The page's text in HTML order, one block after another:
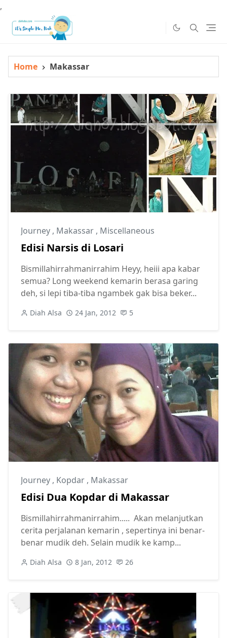
,
Home Makassar
Journey , Makassar , Miscellaneous
Edisi Narsis di Losari
Bismillahirrahmanirrahim Heyy, heiii apa kabar
semua? Long weekend kemarin berasa garing
deh, si lepi tiba-tiba ngambek gak bisa beker...
Diah Alsa 24 Jan, 2012 5
Journey , Kopdar , Makassar
Edisi Dua Kopdar di Makassar
Bismillahirrahmanirrahim..... Akan melanjutkan
cerita perjalanan kemarin , sepertinya ini benar-
benar mudik deh. Selain mudik ke kamp...
Diah Alsa 8 Jan, 2012 26